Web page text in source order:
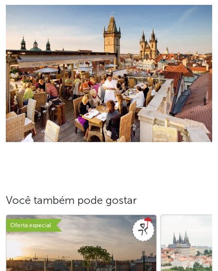
Você também pode gostar
Oferta especial